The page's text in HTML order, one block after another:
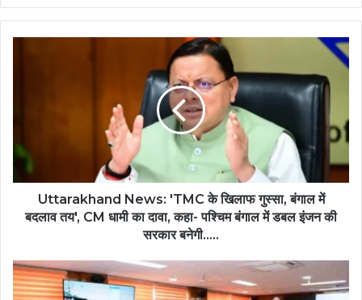
Uttarakhand News: 'TMC के खिलाफ गुस्सा, बंगाल में
बदलाव तय', CM धामी का दावा, कहा- पश्चिम बंगाल में डबल इंजन की
सरकार बनेगी.....